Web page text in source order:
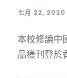
七月 22, 2020
本校修讀中
品獲刊登於